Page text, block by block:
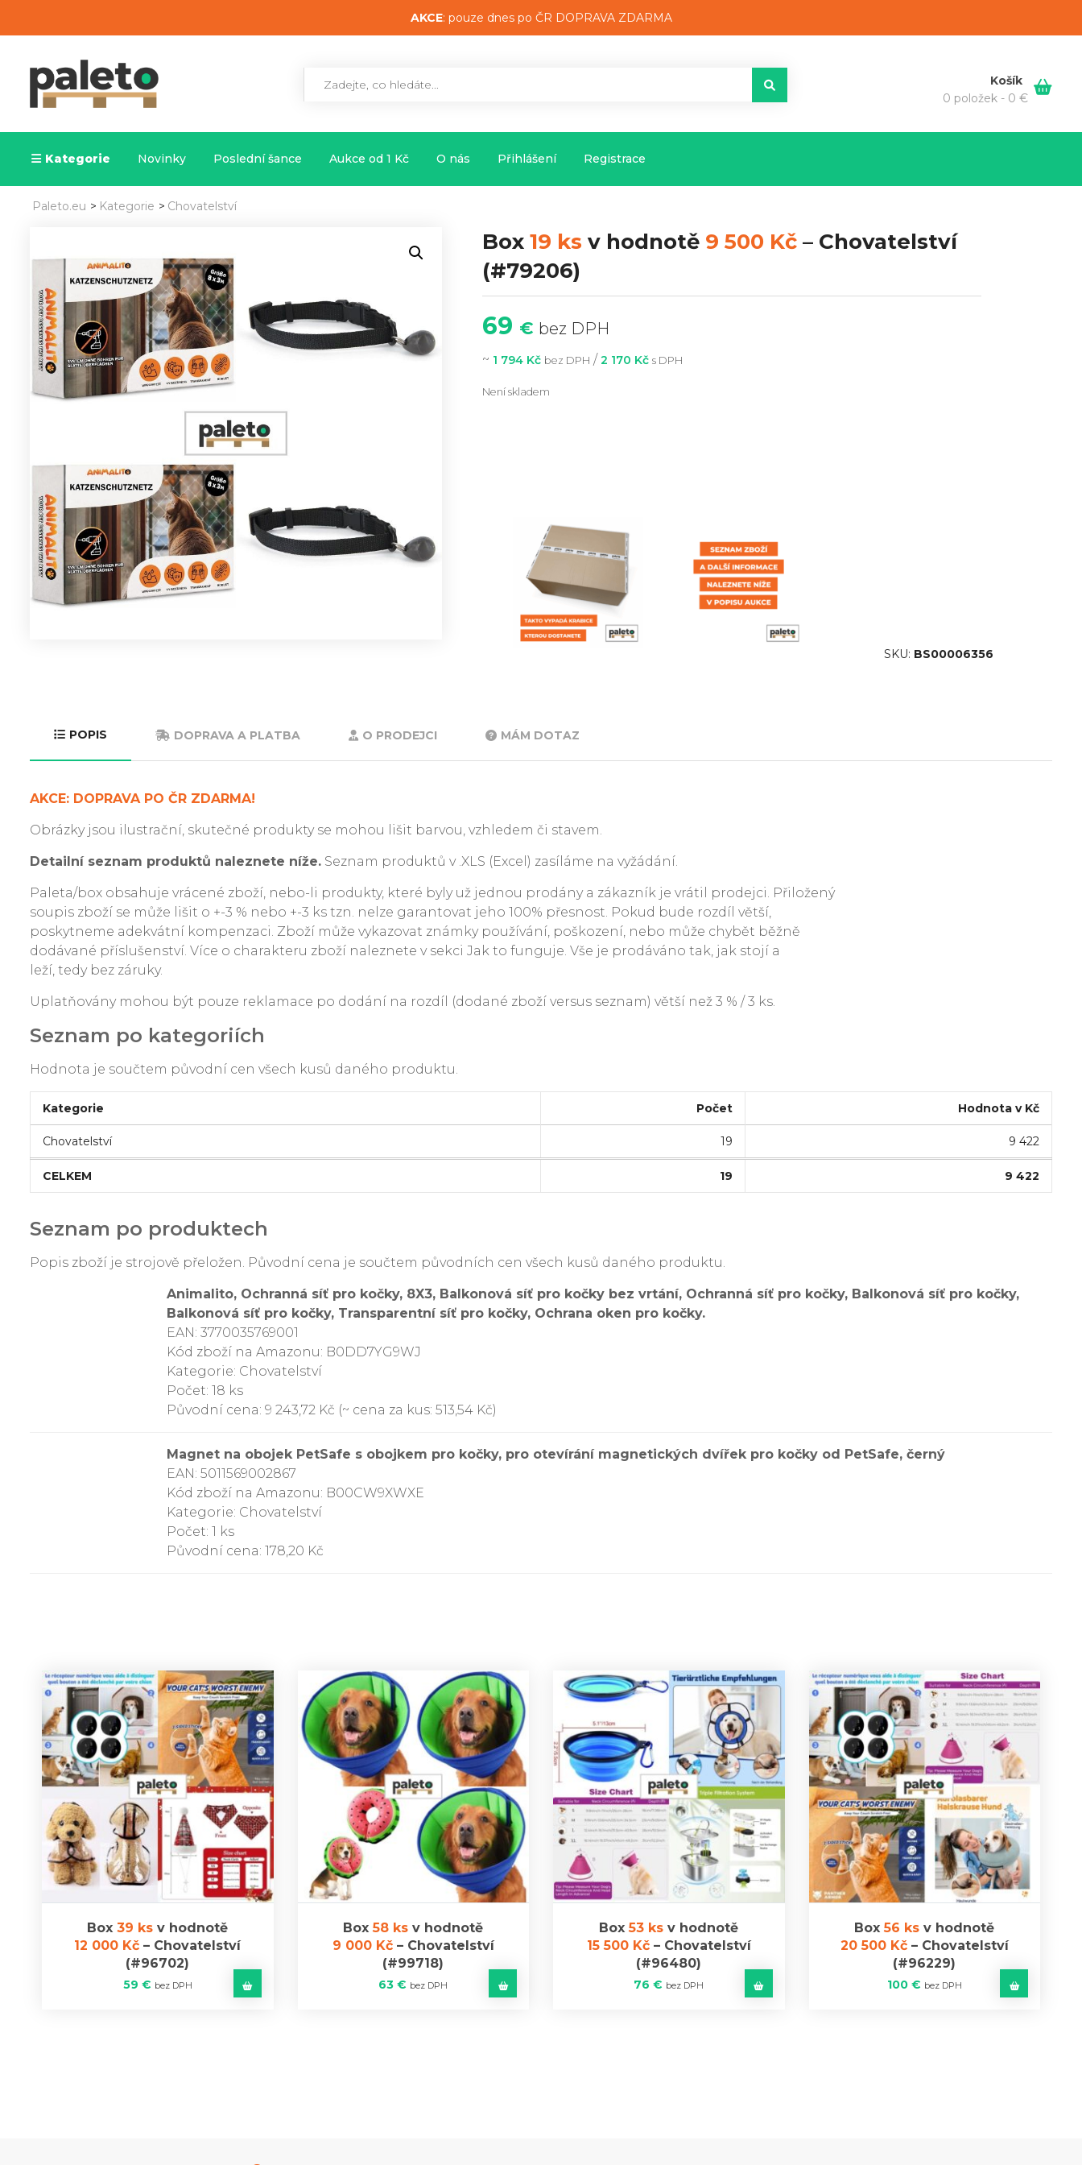
AKCE: pouze dnes po ČR DOPRAVA ZDARMA
Košík
0 položek - 0 €
Kategorie Novinky Poslední šance Aukce od 1 Kč O nás Přihlášení Registrace
Paleto.eu > Kategorie > Chovatelství
SKU: BS00006356
Box 19 ks v hodnotě 9 500 Kč– Chovatelství
(#79206)
69 € bez DPH
~ 1 794 Kč bez DPH / 2 170 Kč s DPH
Není skladem
POPIS DOPRAVA A PLATBA O PRODEJCI MÁM DOTAZ
AKCE: DOPRAVA PO ČR ZDARMA!
Obrázky jsou ilustrační, skutečné produkty se mohou lišit barvou, vzhledem či stavem.
Detailní seznam produktů naleznete níže. Seznam produktů v .XLS (Excel) zasíláme na vyžádání.
Paleta/box obsahuje vrácené zboží, nebo-li produkty, které byly už jednou prodány a zákazník je vrátil prodejci. Přiložený
soupis zboží se může lišit o +-3 % nebo +-3 ks tzn. nelze garantovat jeho 100% přesnost. Pokud bude rozdíl větší,
poskytneme adekvátní kompenzaci. Zboží může vykazovat známky používání, poškození, nebo může chybět běžně
dodávané příslušenství. Více o charakteru zboží naleznete v sekci Jak to funguje. Vše je prodáváno tak, jak stojí a
leží, tedy bez záruky.
Uplatňovány mohou být pouze reklamace po dodání na rozdíl (dodané zboží versus seznam) větší než 3 % / 3 ks.
Seznam po kategoriích
Hodnota je součtem původní cen všech kusů daného produktu.
Kategorie Počet Hodnota v Kč
Chovatelství 19 9 422
CELKEM 19 9 422
Seznam po produktech
Popis zboží je strojově přeložen. Původní cena je součtem původních cen všech kusů daného produktu.
Animalito, Ochranná síť pro kočky, 8X3, Balkonová síť pro kočky bez vrtání, Ochranná síť pro kočky, Balkonová síť pro kočky,
Balkonová síť pro kočky, Transparentní síť pro kočky, Ochrana oken pro kočky.
EAN: 3770035769001
Kód zboží na Amazonu: B0DD7YG9WJ
Kategorie: Chovatelství
Počet: 18 ks
Původní cena: 9 243,72 Kč (~ cena za kus: 513,54 Kč)
Magnet na obojek PetSafe s obojkem pro kočky, pro otevírání magnetických dvířek pro kočky od PetSafe, černý
EAN: 5011569002867
Kód zboží na Amazonu: B00CW9XWXE
Kategorie: Chovatelství
Počet: 1 ks
Původní cena: 178,20 Kč
Box39 ks v hodnotě
12 000 Kč – Chovatelství
(#96702)
59 € bez DPH
Box58 ks v hodnotě
9 000 Kč– Chovatelství
(#99718)
63€ bez DPH
Box53 ks v hodnotě
15 500 Kč– Chovatelství
(#96480)
76€ bez DPH
Box56 ks v hodnotě
20 500 Kč– Chovatelství
(#96229)
100 € bez DPH